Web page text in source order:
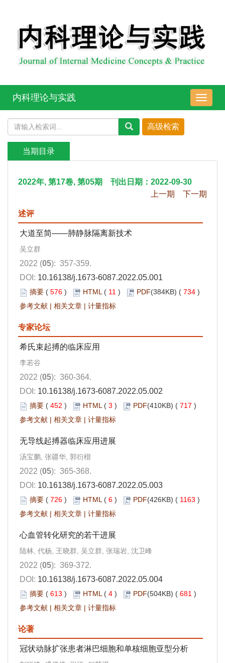
导
航
内科理论与实践
当期目录
2022年, 第17卷, 第05期 刊出日期：2022-09-30
上一期
下一期
述评
大道至简——肺静脉隔离新技术
吴立群
2022 (05): 357-359.
DOI: 10.16138/j.1673-6087.2022.05.001
摘要 ( 576 ) HTML( 11 ) PDF(384KB) ( 734 )
参考文献 | 相关文章 | 计量指标
专家论坛
希氏束起搏的临床应用
李若谷
2022 (05): 360-364.
DOI: 10.16138/j.1673-6087.2022.05.002
摘要 ( 452 ) HTML( 3 ) PDF(410KB) ( 717 )
参考文献 | 相关文章 | 计量指标
无导线起搏器临床应用进展
汤宝鹏, 张疆华, 郭衍楷
2022 (05): 365-368.
DOI: 10.16138/j.1673-6087.2022.05.003
摘要 ( 726 ) HTML( 6 ) PDF(426KB) ( 1163 )
参考文献 | 相关文章 | 计量指标
心血管转化研究的若干进展
陆林, 代杨, 王晓群, 吴立群, 张瑞岩, 沈卫峰
2022 (05): 369-372.
DOI: 10.16138/j.1673-6087.2022.05.004
摘要 ( 613 ) HTML( 4 ) PDF(504KB) ( 681 )
参考文献 | 相关文章 | 计量指标
论著
冠状动脉扩张患者淋巴细胞和单核细胞亚型分析